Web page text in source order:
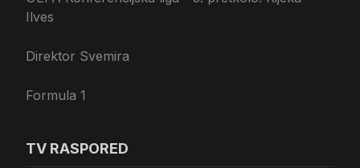
Ilves
Direktor Svemira
Formula 1
TV RASPORED